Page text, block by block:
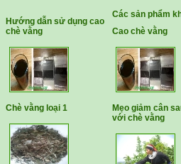
Các sản phẩm
Hướng dẫn sử dụng cao
chè vằng
Cao chè vằng
Chè vằng loại 1
Mẹo giảm cân
với chè vằng